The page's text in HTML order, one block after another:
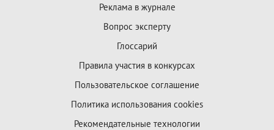
Реклама в журнале
Вопрос эксперту
Глоссарий
Правила участия в конкурсах
Пользовательское соглашение
Политика использования cookies
Рекомендательные технологии